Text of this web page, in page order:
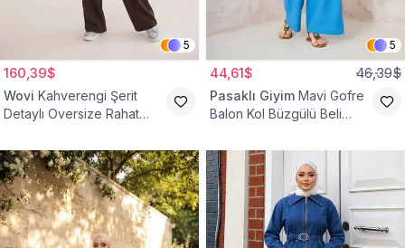
5
160,39$
Wovi Kahverengi Şerit
Detaylı Oversize Rahat
5
44,61$ 46,39$
Pasaklı Giyim Mavi Gofre
Balon Kol Büzgülü Beli
Takım